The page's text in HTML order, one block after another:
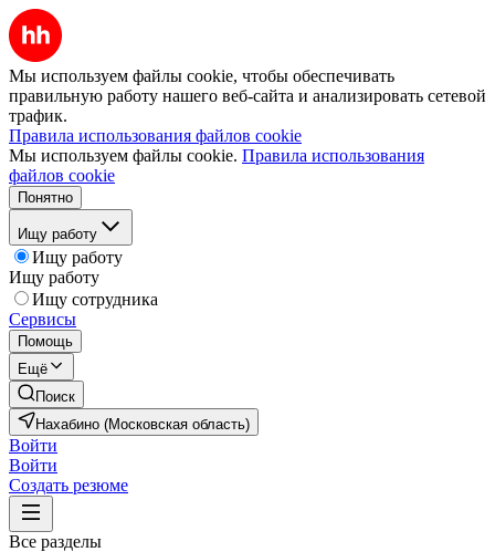
Мы используем файлы cookie, чтобы обеспечивать
правильную работу нашего веб-сайта и анализировать сетевой
трафик.
Правила использования файлов cookie
Мы используем файлы cookie. Правила использования
файлов cookie
Понятно
Ищу работу
Ищу работу
Ищу работу
Ищу сотрудника
Сервисы
Помощь
Ещё
Поиск
Нахабино (Московская область)
Войти
Войти
Создать резюме
Все разделы